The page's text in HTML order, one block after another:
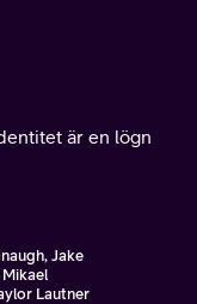
är en lögn
Jake
Lautner